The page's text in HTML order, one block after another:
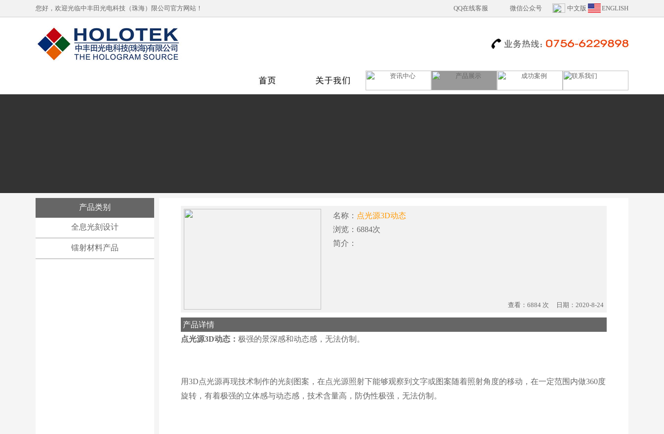
您好，欢迎光临中丰田光电科技（珠海）限公司官方网站！ QQ在线客服 微信公众号 中文版 ENGLISH
产品类别
全息光刻设计
镭射材料产品
名称： 点光源3D动态
浏览：6884次
简介：
查看：6884 次 日期：2020-8-24
产品详情
点光源3D动态： 极强的景深感和动态感，无法仿制。
用3D点光源再现技术制作的光刻图案，在点光源照射下能够观察到文字或图案随着照射角度的移动，在一定范围内做360度
旋转，有着极强的立体感与动态感，技术含量高，防伪性极强，无法仿制。